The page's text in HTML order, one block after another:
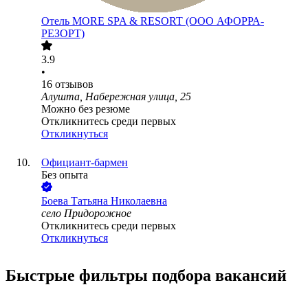
Отель MORE SPA & RESORT (ООО АФОРРА-
РЕЗОРТ)
3.9
•
16 отзывов
Алушта, Набережная улица, 25
Можно без резюме
Откликнитесь среди первых
Откликнуться
Официант-бармен
Без опыта
Боева Татьяна Николаевна
село Придорожное
Откликнитесь среди первых
Откликнуться
Быстрые фильтры подбора вакансий